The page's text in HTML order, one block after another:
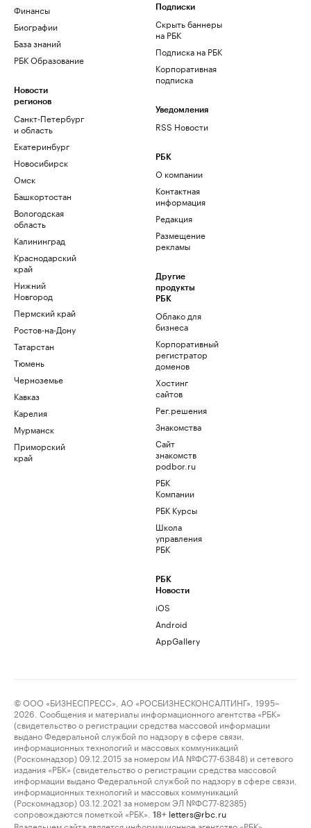
Финансы
Биографии
База знаний
РБК Образование
Новости
регионов
Санкт-Петербург
и область
Екатеринбург
Новосибирск
Омск
Башкортостан
Вологодская
область
Калининград
Краснодарский
край
Нижний
Новгород
Пермский край
Ростов-на-Дону
Татарстан
Тюмень
Черноземье
Кавказ
Карелия
Мурманск
Приморский
край
Подписки
Скрыть баннеры
на РБК
Подписка на РБК
Корпоративная
подписка
Уведомления
RSS Новости
РБК
О компании
Контактная
информация
Редакция
Размещение
рекламы
Другие
продукты
РБК
Облако для
бизнеса
Корпоративный
регистратор
доменов
Хостинг
сайтов
Рег.решения
Знакомства
Сайт
знакомств
podbor.ru
РБК
Компании
РБК Курсы
Школа
управления
РБК
РБК
Новости
iOS
Android
AppGallery
© ООО «БИЗНЕСПРЕСС», АО «РОСБИЗНЕСКОНСАЛТИНГ», 1995–
2026. Сообщения и материалы информационного агентства «РБК»
(свидетельство о регистрации средства массовой информации
выдано Федеральной службой по надзору в сфере связи,
информационных технологий и массовых коммуникаций
(Роскомнадзор) 09.12.2015 за номером ИА №ФС77-63848) и сетевого
издания «РБК» (свидетельство о регистрации средства массовой
информации выдано Федеральной службой по надзору в сфере связи,
информационных технологий и массовых коммуникаций
(Роскомнадзор) 03.12.2021 за номером ЭЛ №ФС77-82385)
сопровождаются пометкой «РБК».
18+ letters@rbc.ru